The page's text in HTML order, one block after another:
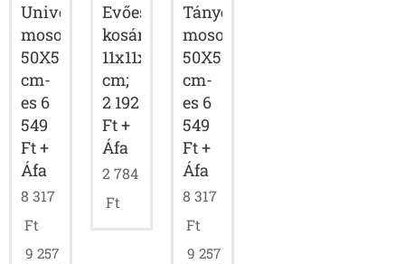
Univerzális
mosogatókosár
50X50
cm-
es 6
549
Ft +
Áfa
8 317
Ft
9 257
Evőeszköztartó
kosár
11x11x13
cm;
2 192
Ft +
Áfa
2 784
Ft
Tányér
mosogatókosár
50X50
cm-
es 6
549
Ft +
Áfa
8 317
Ft
9 257